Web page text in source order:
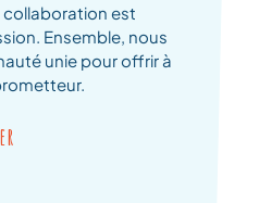
collaboration est
Ensemble, nous
unie pour offrir à